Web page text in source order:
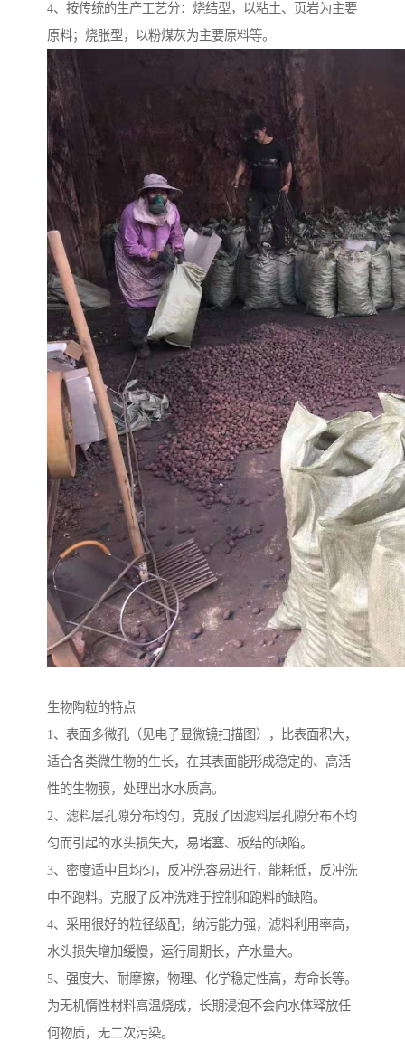
4、按传统的生产工艺分：烧结型，以粘土、页岩为主要
原料；烧胀型，以粉煤灰为主要原料等。
生物陶粒的特点
1、表面多微孔（见电子显微镜扫描图），比表面积大，
适合各类微生物的生长，在其表面能形成稳定的、高活
性的生物膜，处理出水水质高。
2、滤料层孔隙分布均匀，克服了因滤料层孔隙分布不均
匀而引起的水头损失大，易堵塞、板结的缺陷。
3、密度适中且均匀，反冲洗容易进行，能耗低，反冲洗
中不跑料。克服了反冲洗难于控制和跑料的缺陷。
4、采用很好的粒径级配，纳污能力强，滤料利用率高，
水头损失增加缓慢，运行周期长，产水量大。
5、强度大、耐摩擦，物理、化学稳定性高，寿命长等。
为无机惰性材料高温烧成，长期浸泡不会向水体释放任
何物质，无二次污染。